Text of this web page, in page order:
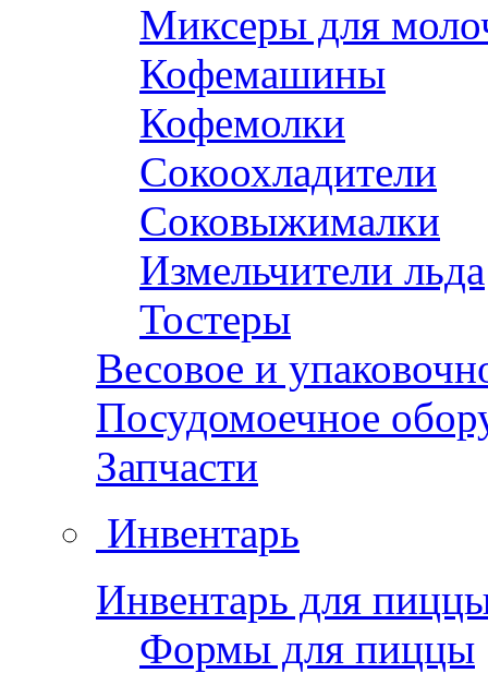
Миксеры для
Кофемашины
Кофемолки
Сокоохладители
Соковыжималки
Измельчители льда
Тостеры
Весовое и
Посудомоечное
Запчасти
Инвентарь
Инвентарь для
Формы для пиццы